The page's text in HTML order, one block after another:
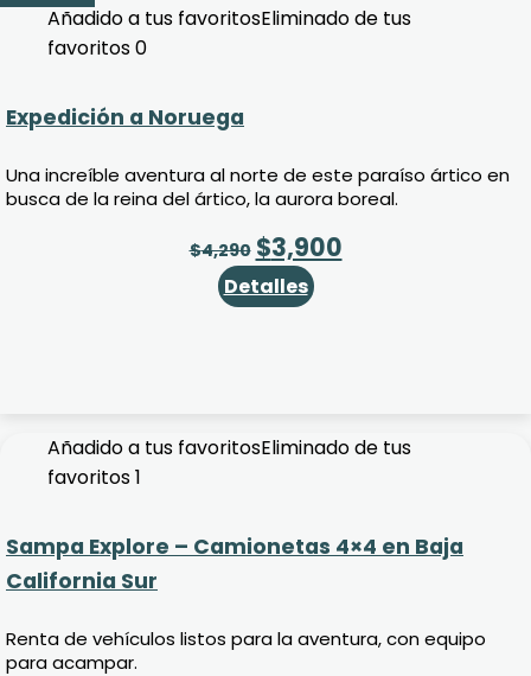
Añadido a tus favoritosEliminado de tus
favoritos0
Expedición a Noruega
Una increíble aventura al norte de este paraíso ártico en
busca de la reina del ártico, la aurora boreal.
$4,290 $3,900
Detalles
Añadido a tus favoritosEliminado de tus
favoritos1
Sampa Explore – Camionetas 4×4 en Baja
California Sur
Renta de vehículos listos para la aventura, con equipo
para acampar.